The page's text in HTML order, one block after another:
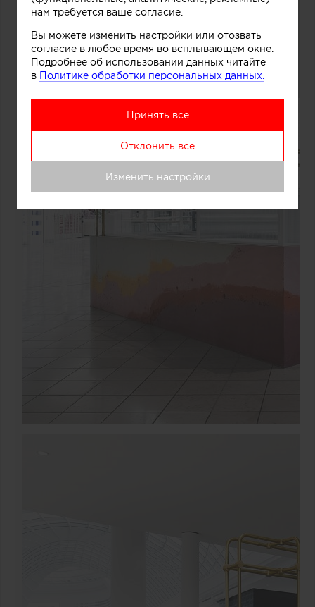
нам требуется ваше согласие.
Вы можете изменить настройки или отозвать
согласие в любое время во всплывающем окне.
Подробнее об использовании данных читайте
в Политике обработки персональных данных.
Принять все
Отклонить все
Изменить настройки